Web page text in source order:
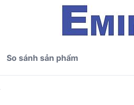
So sánh sản phẩm